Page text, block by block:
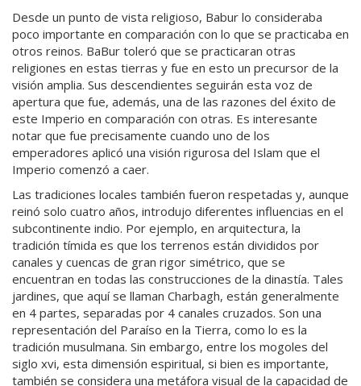
Desde un punto de vista religioso, Babur lo consideraba
poco importante en comparación con lo que se practicaba en
otros reinos. BaBur toleró que se practicaran otras
religiones en estas tierras y fue en esto un precursor de la
visión amplia. Sus descendientes seguirán esta voz de
apertura que fue, además, una de las razones del éxito de
este Imperio en comparación con otras. Es interesante
notar que fue precisamente cuando uno de los
emperadores aplicó una visión rigurosa del Islam que el
Imperio comenzó a caer.
Las tradiciones locales también fueron respetadas y, aunque
reinó solo cuatro años, introdujo diferentes influencias en el
subcontinente indio. Por ejemplo, en arquitectura, la
tradición tímida es que los terrenos están divididos por
canales y cuencas de gran rigor simétrico, que se
encuentran en todas las construcciones de la dinastía. Tales
jardines, que aquí se llaman Charbagh, están generalmente
en 4 partes, separadas por 4 canales cruzados. Son una
representación del Paraíso en la Tierra, como lo es la
tradición musulmana. Sin embargo, entre los mogoles del
siglo xvi, esta dimensión espiritual, si bien es importante,
también se considera una metáfora visual de la capacidad de